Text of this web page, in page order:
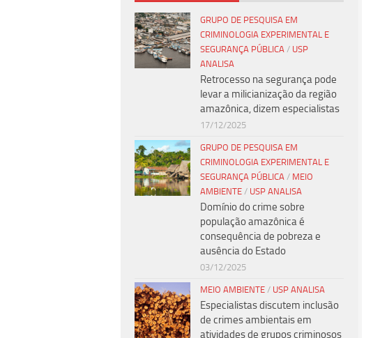
GRUPO DE PESQUISA EM
CRIMINOLOGIA EXPERIMENTAL E
SEGURANÇA PÚBLICA / USP
ANALISA
Retrocesso na segurança pode
levar a milicianização da região
amazônica, dizem especialistas
17/12/2025
GRUPO DE PESQUISA EM
CRIMINOLOGIA EXPERIMENTAL E
SEGURANÇA PÚBLICA / MEIO
AMBIENTE / USP ANALISA
Domínio do crime sobre
população amazônica é
consequência de pobreza e
ausência do Estado
03/12/2025
MEIO AMBIENTE / USP ANALISA
Especialistas discutem inclusão
de crimes ambientais em
atividades de grupos criminosos